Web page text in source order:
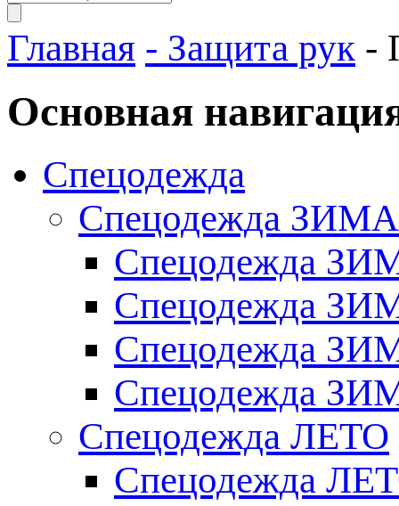
Главная - Защита рук -
Основная
Спецодежда
Спецодежда ЗИМА
Спецодежда
Спецодежда
Спецодежда
Спецодежда
Спецодежда ЛЕТО
Спецодежда